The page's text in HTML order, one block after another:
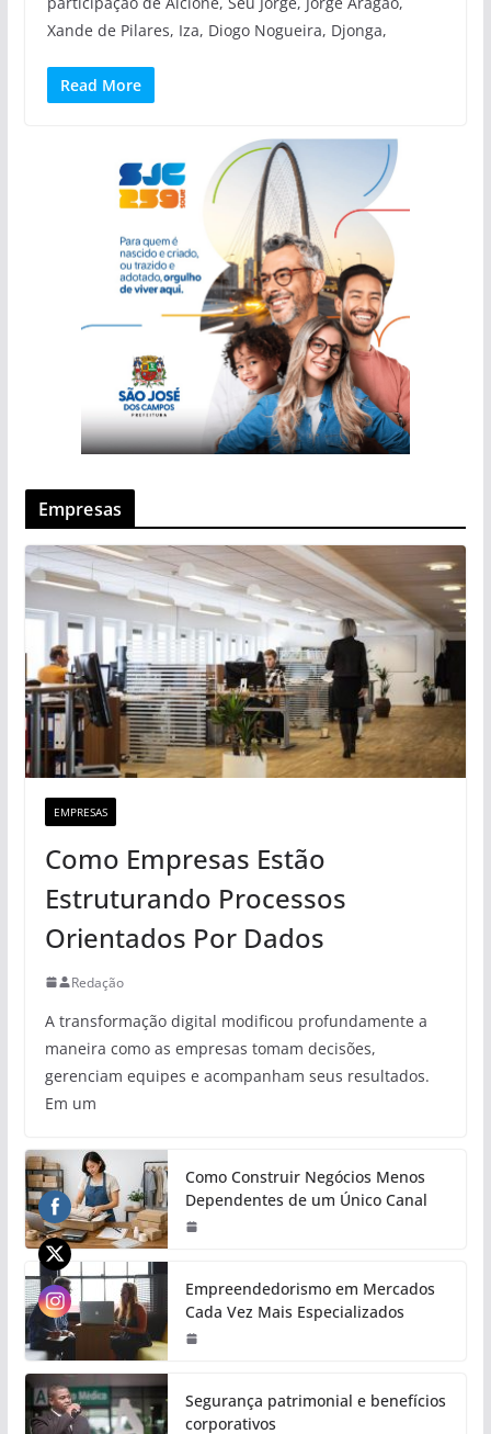
Xande de Pilares, Iza, Diogo Nogueira, Djonga,
Read More
Empresas
EMPRESAS
Como Empresas Estão
Estruturando Processos
Orientados Por Dados
Redação
A transformação digital modificou profundamente a
maneira como as empresas tomam decisões,
gerenciam equipes e acompanham seus resultados.
Em um
Como Construir Negócios Menos
Dependentes de um Único Canal
Empreendedorismo em Mercados
Cada Vez Mais Especializados
Segurança patrimonial e benefícios
corporativos